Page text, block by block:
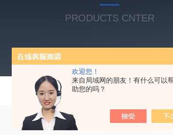
欢迎您！
来自局域网的朋友！有什么可以
助您的吗？
PRODUCTS CNTER
当前位置： 首页 产品中心